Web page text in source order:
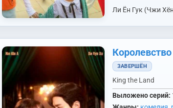
Сехи (Lee Se Hee),
(Lee Hwi Hyang)
Hyun Kyung),Пак
Ha Na),Чи Хёну (Ji
Чхве Мёнбин (Choi
Юн Джини (Yoon
Ли Ён Гук (Чжи
с тремя детьми,
жены. Однажды
Пак Дан Дан (Ли
Королевство
ЗАВЕРШЁН
King the Land
Выложено серий: